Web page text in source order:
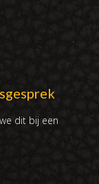
dit bij een